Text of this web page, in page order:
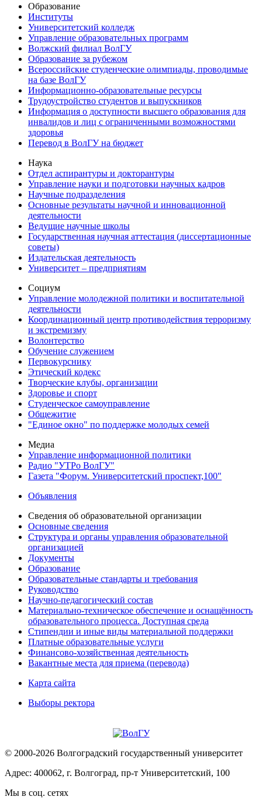
Образование
Институты
Университетский колледж
Управление образовательных программ
Волжский филиал ВолГУ
Образование за рубежом
Всероссийские студенческие олимпиады, проводимые
на базе ВолГУ
Информационно-образовательные ресурсы
Трудоустройство студентов и выпускников
Информация о доступности высшего образования для
инвалидов и лиц с ограниченными возможностями
здоровья
Перевод в ВолГУ на бюджет
Наука
Отдел аспирантуры и докторантуры
Управление науки и подготовки научных кадров
Научные подразделения
Основные результаты научной и инновационной
деятельности
Ведущие научные школы
Государственная научная аттестация (диссертационные
советы)
Издательская деятельность
Университет – предприятиям
Социум
Управление молодежной политики и воспитательной
деятельности
Координационный центр противодействия терроризму
и экстремизму
Волонтерство
Обучение служением
Первокурснику
Этический кодекс
Творческие клубы, организации
Здоровье и спорт
Студенческое самоуправление
Общежитие
"Единое окно" по поддержке молодых семей
Медиа
Управление информационной политики
Радио "УТРо ВолГУ"
Газета "Форум. Университетский проспект,100"
Объявления
Сведения об образовательной организации
Основные сведения
Структура и органы управления образовательной
организацией
Документы
Образование
Образовательные стандарты и требования
Руководство
Научно-педагогический состав
Материально-техническое обеспечение и оснащённость
образовательного процесса. Доступная среда
Стипендии и иные виды материальной поддержки
Платные образовательные услуги
Финансово-хозяйственная деятельность
Вакантные места для приема (перевода)
Карта сайта
Выборы ректора
© 2000-2026 Волгоградский государственный университет
Адрес: 400062, г. Волгоград, пр-т Университетский, 100
Мы в соц. сетях